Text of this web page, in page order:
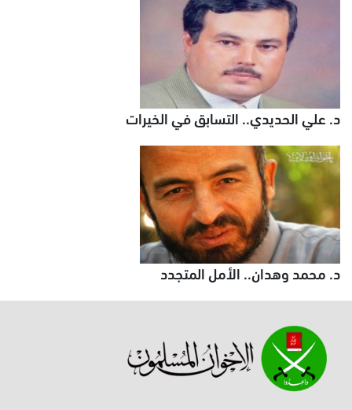
د. علي الحديدي.. التسابق في الخيرات
د. محمد وهدان.. الأمل المتجدد